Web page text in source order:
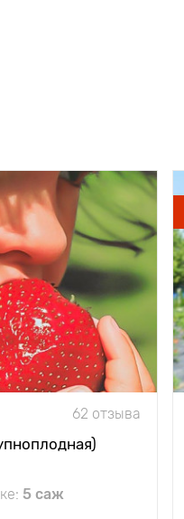
62 отзыва
5 саж